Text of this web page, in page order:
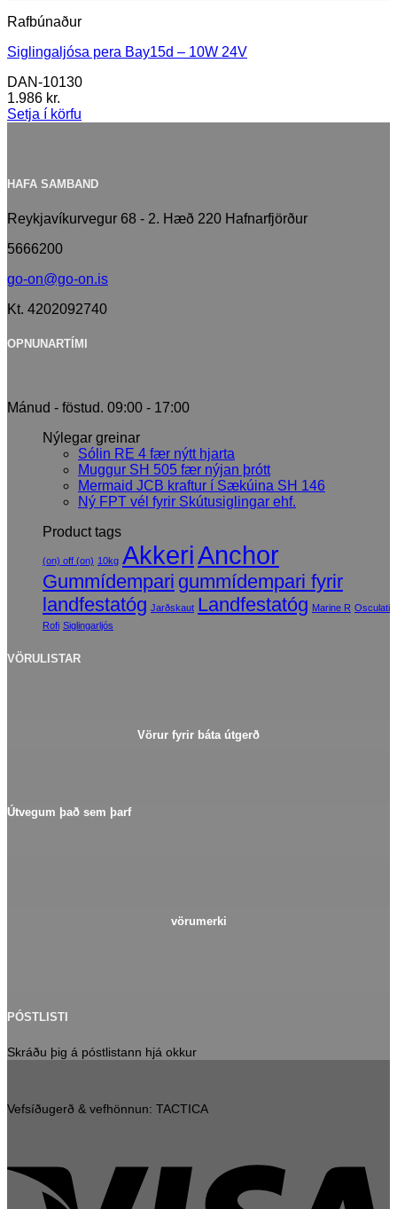
Rafbúnaður
Siglingaljósa pera Bay15d – 10W 24V
DAN-10130
1.986 kr.
Setja í körfu
HAFA SAMBAND
Reykjavíkurvegur 68 - 2. Hæð 220 Hafnarfjörður
5666200
go-on@go-on.is
Kt. 4202092740
OPNUNARTÍMI
Mánud - föstud. 09:00 - 17:00
Nýlegar greinar
Sólin RE 4 fær nýtt hjarta
Muggur SH 505 fær nýjan þrótt
Mermaid JCB kraftur í Sækúina SH 146
Ný FPT vél fyrir Skútusiglingar ehf.
Product tags
(on) off (on) 10kg AkkeriAnchor
Gummídempari gummídempari fyrir
landfestatóg Jarðskaut Landfestatóg Marine R Osculati
Rofi Siglingarljós
VÖRULISTAR
Vörur fyrir báta útgerð
Útvegum það sem þarf
vörumerki
PÓSTLISTI
Skráðu þig á póstlistann hjá okkur
Vefsíðugerð & vefhönnun: TACTICA